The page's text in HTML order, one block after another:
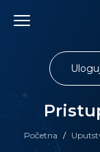
content
Početna /